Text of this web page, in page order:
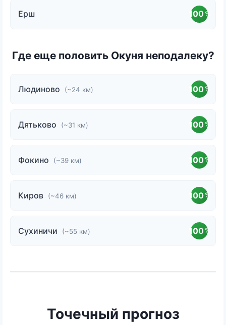
Ерш 100 %
Где еще половить Окуня неподалеку?
Людиново (~24 км) 100 %
Дятьково (~31 км) 100 %
Фокино (~39 км) 100 %
Киров (~46 км) 100 %
Сухиничи (~55 км) 100 %
Точечный прогноз